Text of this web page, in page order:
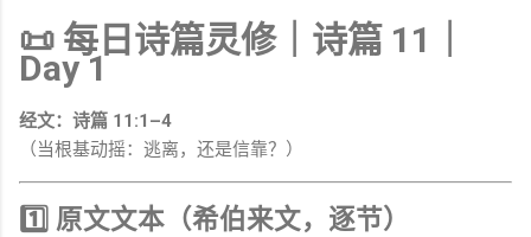
📜 每日诗篇灵修｜诗篇 11｜
Day 1
经文：诗篇 11:1–4
（当根基动摇：逃离，还是信靠？）
1️⃣ 原文文本（希伯来文，逐节）